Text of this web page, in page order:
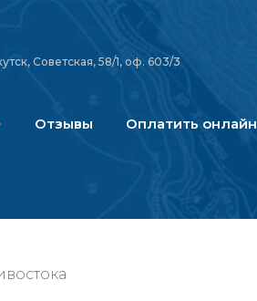
Советская, 58/1, оф. 603/3
Отзывы Оплатить онлайн